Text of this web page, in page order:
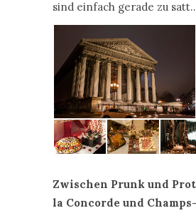
sind einfach gerade zu
Zwischen Prunk und
la Concorde und